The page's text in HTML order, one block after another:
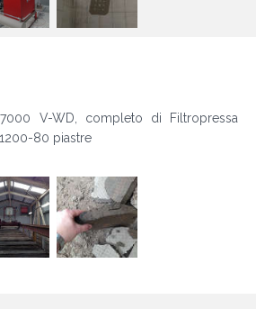
V-WD, completo di Filtropressa
80 piastre